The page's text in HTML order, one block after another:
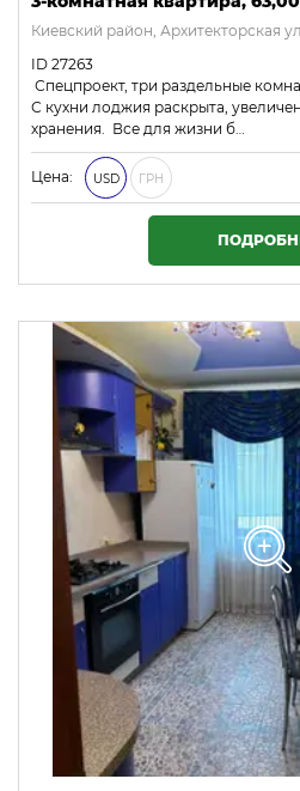
Киевский район, Архитекторская
ID 27263
Спецпроект, три раздельные
С кухни лоджия раскрыта,
хранения. Все для жизни б…
Цена: USD ГРН